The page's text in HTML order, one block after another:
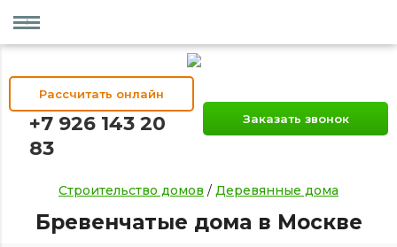
Рассчитать онлайн
+7 926 143 20
83
Заказать звонок
Строительство домов / Деревянные дома
Бревенчатые дома в Москве